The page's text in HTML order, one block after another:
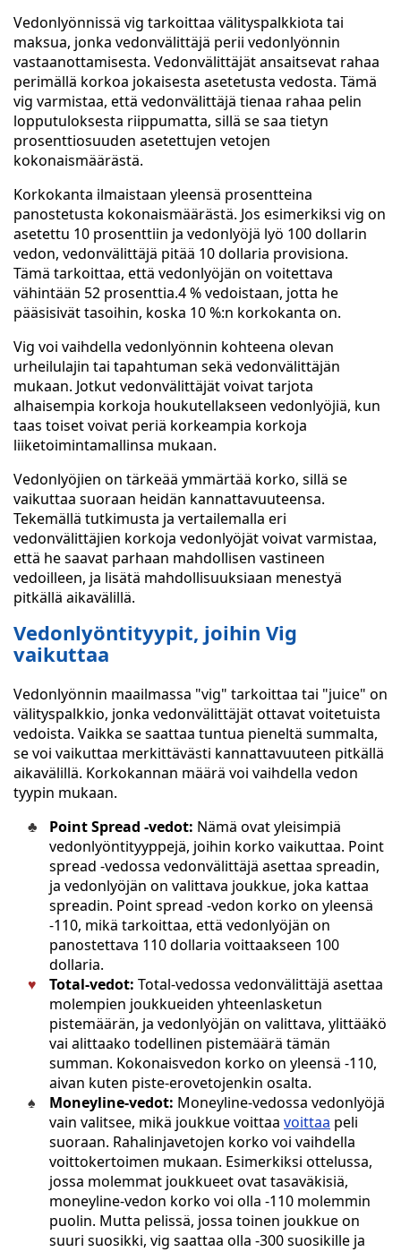
Vedonlyönnissä vig tarkoittaa välityspalkkiota tai
maksua, jonka vedonvälittäjä perii vedonlyönnin
vastaanottamisesta. Vedonvälittäjät ansaitsevat rahaa
perimällä korkoa jokaisesta asetetusta vedosta. Tämä
vig varmistaa, että vedonvälittäjä tienaa rahaa pelin
lopputuloksesta riippumatta, sillä se saa tietyn
prosenttiosuuden asetettujen vetojen
kokonaismäärästä.
Korkokanta ilmaistaan yleensä prosentteina
panostetusta kokonaismäärästä. Jos esimerkiksi vig on
asetettu 10 prosenttiin ja vedonlyöjä lyö 100 dollarin
vedon, vedonvälittäjä pitää 10 dollaria provisiona.
Tämä tarkoittaa, että vedonlyöjän on voitettava
vähintään 52 prosenttia.4 % vedoistaan, jotta he
pääsisivät tasoihin, koska 10 %:n korkokanta on.
Vig voi vaihdella vedonlyönnin kohteena olevan
urheilulajin tai tapahtuman sekä vedonvälittäjän
mukaan. Jotkut vedonvälittäjät voivat tarjota
alhaisempia korkoja houkutellakseen vedonlyöjiä, kun
taas toiset voivat periä korkeampia korkoja
liiketoimintamallinsa mukaan.
Vedonlyöjien on tärkeää ymmärtää korko, sillä se
vaikuttaa suoraan heidän kannattavuuteensa.
Tekemällä tutkimusta ja vertailemalla eri
vedonvälittäjien korkoja vedonlyöjät voivat varmistaa,
että he saavat parhaan mahdollisen vastineen
vedoilleen, ja lisätä mahdollisuuksiaan menestyä
pitkällä aikavälillä.
Vedonlyöntityypit, joihin Vig
vaikuttaa
Vedonlyönnin maailmassa "vig" tarkoittaa tai "juice" on
välityspalkkio, jonka vedonvälittäjät ottavat voitetuista
vedoista. Vaikka se saattaa tuntua pieneltä summalta,
se voi vaikuttaa merkittävästi kannattavuuteen pitkällä
aikavälillä. Korkokannan määrä voi vaihdella vedon
tyypin mukaan.
Point Spread -vedot: Nämä ovat yleisimpiä
vedonlyöntityyppejä, joihin korko vaikuttaa. Point
spread -vedossa vedonvälittäjä asettaa spreadin,
ja vedonlyöjän on valittava joukkue, joka kattaa
spreadin. Point spread -vedon korko on yleensä
-110, mikä tarkoittaa, että vedonlyöjän on
panostettava 110 dollaria voittaakseen 100
dollaria.
Total-vedot: Total-vedossa vedonvälittäjä asettaa
molempien joukkueiden yhteenlasketun
pistemäärän, ja vedonlyöjän on valittava, ylittääkö
vai alittaako todellinen pistemäärä tämän
summan. Kokonaisvedon korko on yleensä -110,
aivan kuten piste-erovetojenkin osalta.
Moneyline-vedot: Moneyline-vedossa vedonlyöjä
vain valitsee, mikä joukkue voittaa voittaa peli
suoraan. Rahalinjavetojen korko voi vaihdella
voittokertoimen mukaan. Esimerkiksi ottelussa,
jossa molemmat joukkueet ovat tasaväkisiä,
moneyline-vedon korko voi olla -110 molemmin
puolin. Mutta pelissä, jossa toinen joukkue on
suuri suosikki, vig saattaa olla -300 suosikille ja